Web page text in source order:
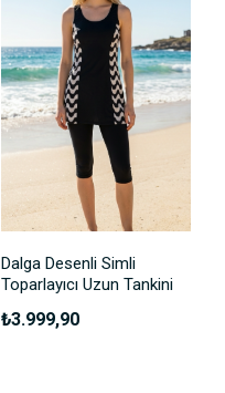
Dalga Desenli Simli
Toparlayıcı Uzun Tankini
₺3.999,90